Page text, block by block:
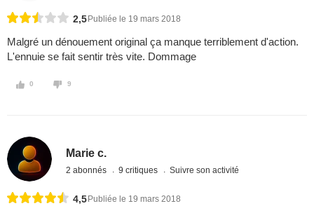
2,5 Publiée le 19 mars 2018
Malgré un dénouement original ça manque terriblement d'action.
L'ennuie se fait sentir très vite. Dommage
0 9
Marie c.
2 abonnés 9 critiques Suivre son activité
4,5 Publiée le 19 mars 2018